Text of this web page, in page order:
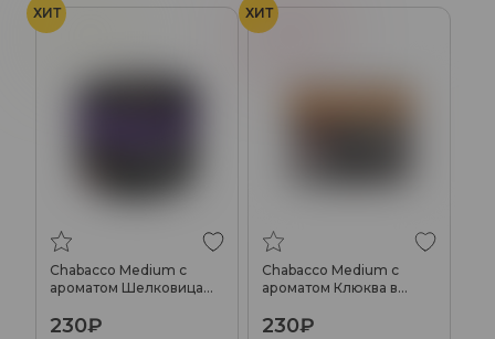
ХИТ
Шелковица
Chabacco Medium с
ароматом Шелковица
230₽
ХИТ
Клюква
Chabacco Medium с
ароматом Клюква в
(Cranberries in powdered
230₽